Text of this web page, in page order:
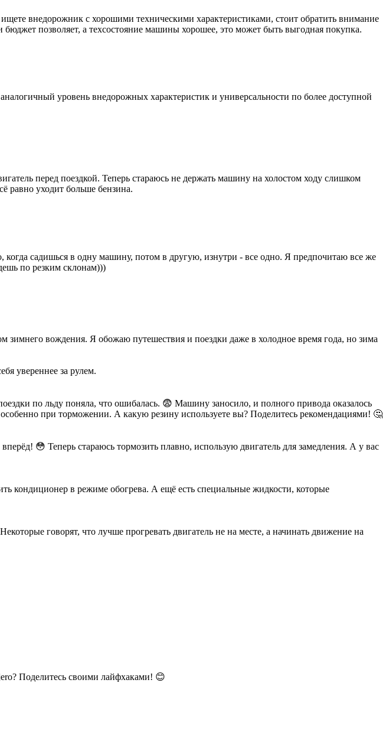
внедорожник с хорошими техническими характеристиками, стоит обратить внимание
позволяет, а техсостояние машины хорошее, это может быть выгодная покупка.
уровень внедорожных характеристик и универсальности по более доступной
перед поездкой. Теперь стараюсь не держать машину на холостом ходу слишком
равно уходит больше бензина.
садишься в одну машину, потом в другую, изнутри - все одно. Я предпочитаю все же
по резким склонам)))
вождения. Я обожаю путешествия и поездки даже в холодное время года, но зима
увереннее за рулем.
по льду поняла, что ошибалась. 😨 Машину заносило, и полного привода оказалось
при торможении. А какую резину используете вы? Поделитесь рекомендациями! 🤔
😳 Теперь стараюсь тормозить плавно, использую двигатель для замедления. А у вас
кондиционер в режиме обогрева. А ещё есть специальные жидкости, которые
говорят, что лучше прогревать двигатель не на месте, а начинать движение на
Поделитесь своими лайфхаками! 😊